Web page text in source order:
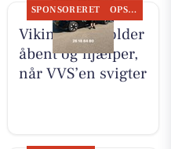
SPONSORERET OPSLAGSTAVLEN
Viking VVS holder
åbent og hjælper,
når VVS’en svigter